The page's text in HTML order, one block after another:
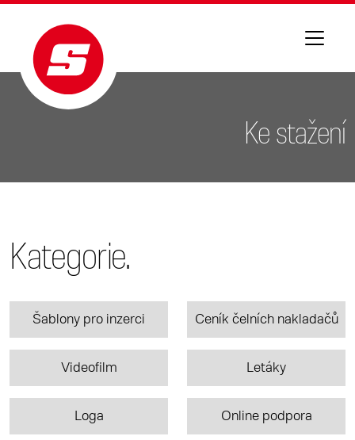
Ke stažení
Kategorie.
Šablony pro inzerci Ceník čelních nakladačů
Videofilm Letáky
Loga Online podpora